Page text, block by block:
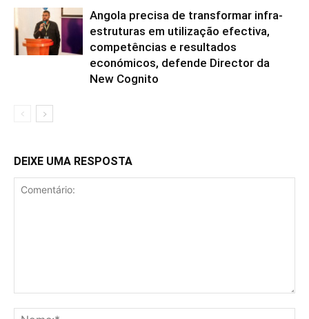
Angola precisa de transformar infra-
estruturas em utilização efectiva,
competências e resultados
económicos, defende Director da
New Cognito
DEIXE UMA RESPOSTA